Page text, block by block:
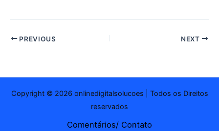
PREVIOUS NEXT
Copyright © 2026 onlinedigitalsolucoes | Todos os Direitos
reservados
Comentários/ Contato